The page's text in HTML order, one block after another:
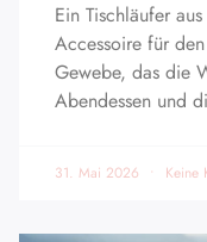
Ein Tischläufer
Accessoire für
Gewebe, das die
Abendessen und
31. Mai 2026 Keine